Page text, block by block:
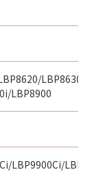
LBP8630/
LBP8900
LBP9900Ci/